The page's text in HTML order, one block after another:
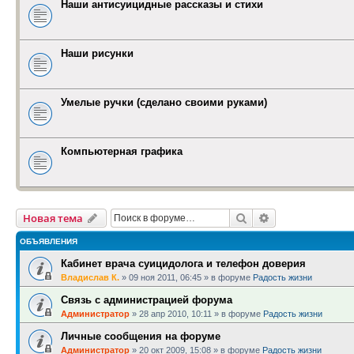
Наши антисуицидные рассказы и стихи
Наши рисунки
Умелые ручки (сделано своими руками)
Компьютерная графика
Новая тема Поиск
ОБЪЯВЛЕНИЯ
Кабинет врача суицидолога и телефон доверия
Владислав К. » 09 ноя 2011, 06:45 » в форуме Радость жизни
Связь с администрацией форума
Администратор » 28 апр 2010, 10:11 » в форуме Радость жизни
Личные сообщения на форуме
Администратор » 20 окт 2009, 15:08 » в форуме Радость жизни